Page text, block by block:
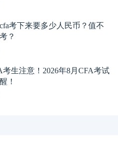
考下来要多少人民币？值不
？
考生注意！2026年8月CFA考试
！